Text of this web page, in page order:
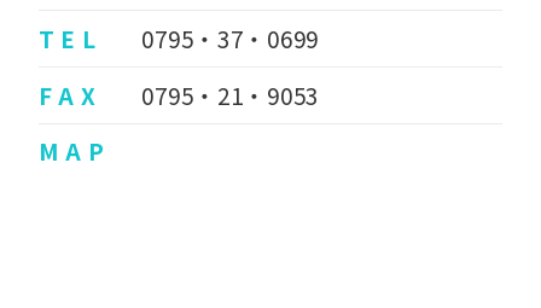
T E L
0795・37・0699
F A X
0795・21・9053
M A P